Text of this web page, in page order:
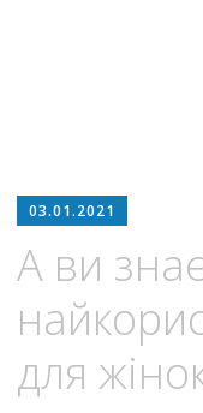
03.01.2021
А ви
для